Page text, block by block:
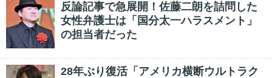
反論記事で急展開！佐藤二朗を詰問した
女性弁護士は「国分太一ハラスメント」
の担当者だった
28年ぶり復活「アメリカ横断ウルトラク